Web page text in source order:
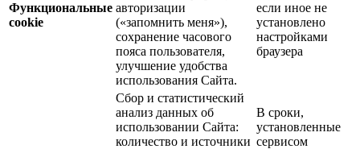
Функциональные
cookie
авторизации
(«запомнить меня»),
сохранение часового
пояса пользователя,
улучшение удобства
использования Сайта.
если иное не
установлено
настройками
браузера
Сбор и статистический
анализ данных об
использовании Сайта:
количество и источники
В сроки,
установленные
сервисом